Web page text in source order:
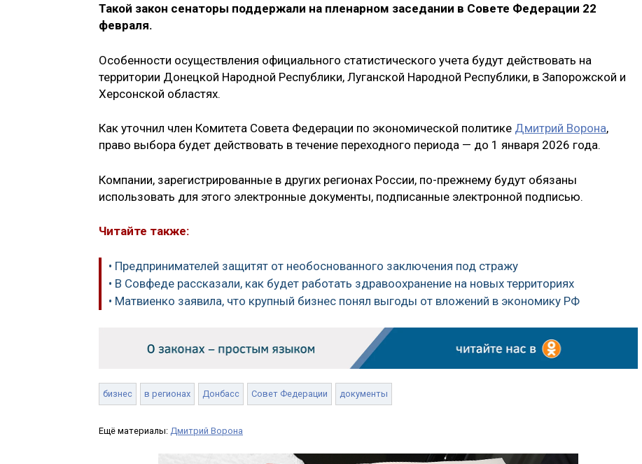
Такой закон сенаторы поддержали на пленарном заседании в Совете Федерации 22
февраля.
Особенности осуществления официального статистического учета будут действовать на
территории Донецкой Народной Республики, Луганской Народной Республики, в Запорожской и
Херсонской областях.
Как уточнил член Комитета Совета Федерации по экономической политике Дмитрий Ворона,
право выбора будет действовать в течение переходного периода — до 1 января 2026 года.
Компании, зарегистрированные в других регионах России, по-прежнему будут обязаны
использовать для этого электронные документы, подписанные электронной подписью.
Читайте также:
• Предпринимателей защитят от необоснованного заключения под стражу
• В Совфеде рассказали, как будет работать здравоохранение на новых территориях
• Матвиенко заявила, что крупный бизнес понял выгоды от вложений в экономику РФ
бизнес в регионах Донбасс Совет Федерации документы
Ещё материалы: Дмитрий Ворона